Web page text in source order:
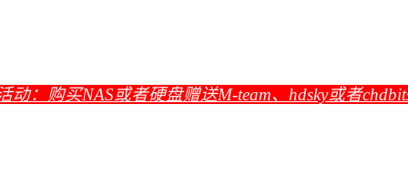
动：购买NAS或者硬盘赠送M-team、hdsky或者